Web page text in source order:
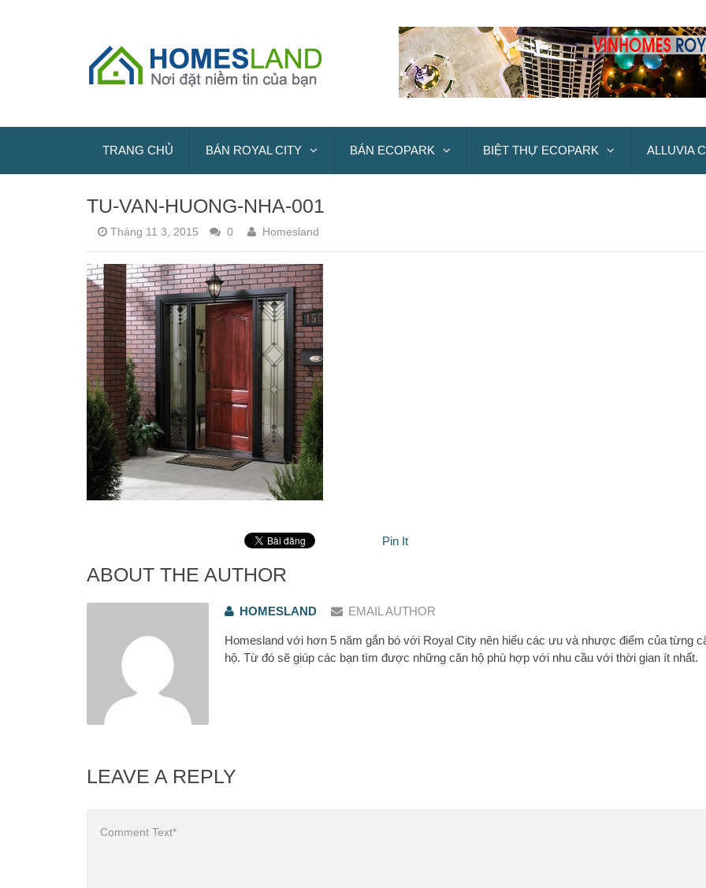
TRANG CHỦ BÁN ROYAL CITY BÁN ECOPARK BIỆT THỰ ECOPARK ALLUVIA
TU-VAN-HUONG-NHA-001
Tháng 11 3, 2015 0 Homesland
Pin It
ABOUT THE AUTHOR
HOMESLAND EMAIL AUTHOR
Homesland với hơn 5 năm gắn bó với Royal City nên hiểu các ưu và nhược điểm của từng
hộ. Từ đó sẽ giúp các bạn tìm được những căn hộ phù hợp với nhu cầu với thời gian ít nhất.
LEAVE A REPLY